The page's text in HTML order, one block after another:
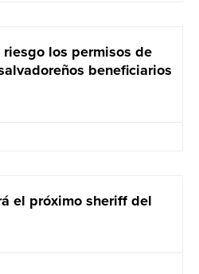
los permisos de
beneficiarios
el próximo sheriff del